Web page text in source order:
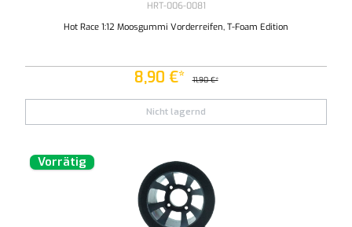
HRT-006-0081
Hot Race 1:12 Moosgummi Vorderreifen, T-Foam Edition
8,90 €* 11,90 €*
Nicht lagernd
Vorrätig